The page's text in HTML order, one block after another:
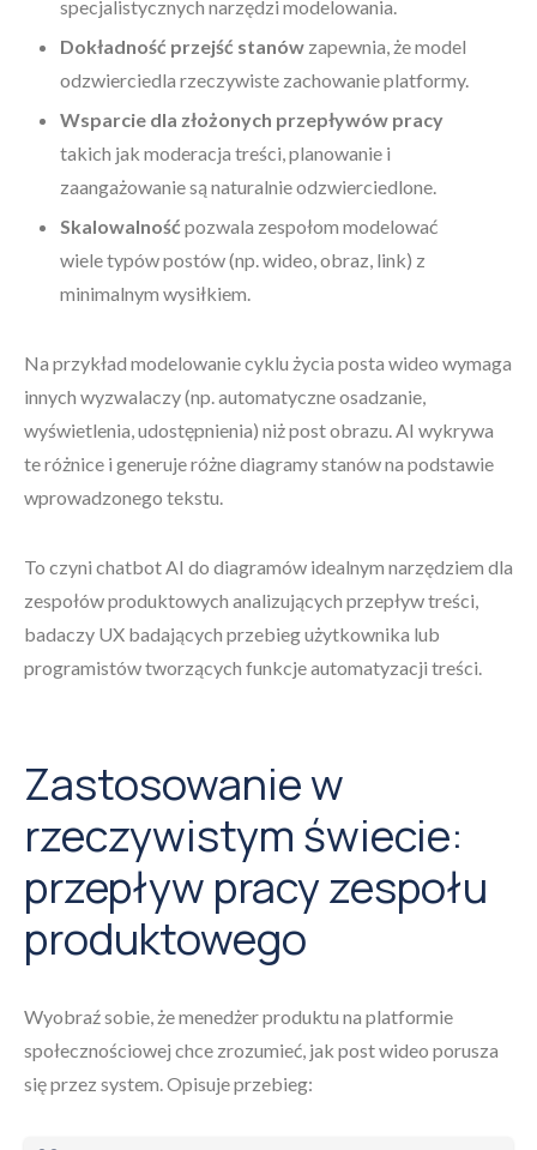
specjalistycznych narzędzi modelowania.
Dokładność przejść stanów zapewnia, że model
odzwierciedla rzeczywiste zachowanie platformy.
Wsparcie dla złożonych przepływów pracy
takich jak moderacja treści, planowanie i
zaangażowanie są naturalnie odzwierciedlone.
Skalowalnośćpozwala zespołom modelować
wiele typów postów (np. wideo, obraz, link) z
minimalnym wysiłkiem.
Na przykład modelowanie cyklu życia posta wideo wymaga
innych wyzwalaczy (np. automatyczne osadzanie,
wyświetlenia, udostępnienia) niż post obrazu. AI wykrywa
te różnice i generuje różne diagramy stanów na podstawie
wprowadzonego tekstu.
To czyni chatbot AI do diagramów idealnym narzędziem dla
zespołów produktowych analizujących przepływ treści,
badaczy UX badających przebieg użytkownika lub
programistów tworzących funkcje automatyzacji treści.
Zastosowanie w
rzeczywistym świecie:
przepływ pracy zespołu
produktowego
Wyobraź sobie, że menedżer produktu na platformie
społecznościowej chce zrozumieć, jak post wideo porusza
się przez system. Opisuje przebieg: